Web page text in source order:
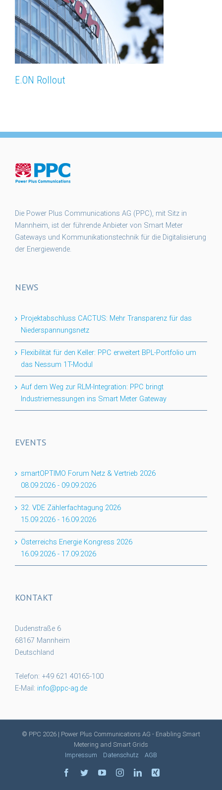
E.ON Rollout
Die Power Plus Communications AG (PPC), mit Sitz in
Mannheim, ist der führende Anbieter von Smart Meter
Gateways und Kommunikationstechnik für die Digitalisierung
der Energiewende.
NEWS
Projektabschluss CACTUS: Mehr Transparenz für das
Niederspannungsnetz
Flexibilität für den Keller: PPC erweitert BPL-Portfolio um
das Nessum 1T-Modul
Auf dem Weg zur RLM-Integration: PPC bringt
Industriemessungen ins Smart Meter Gateway
EVENTS
smartOPTIMO Forum Netz & Vertrieb 2026
08.09.2026 - 09.09.2026
32. VDE Zählerfachtagung 2026
15.09.2026 - 16.09.2026
Österreichs Energie Kongress 2026
16.09.2026 - 17.09.2026
KONTAKT
Dudenstraße 6
68167 Mannheim
Deutschland
Telefon: +49 621 40165-100
E-Mail: info@ppc-ag.de
© PPC 2026 | Power Plus Communications AG - Enabling Smart
Metering and Smart Grids
Impressum
Datenschutz AGB
facebook
twitteryoutubeinstagram
linkedinxing